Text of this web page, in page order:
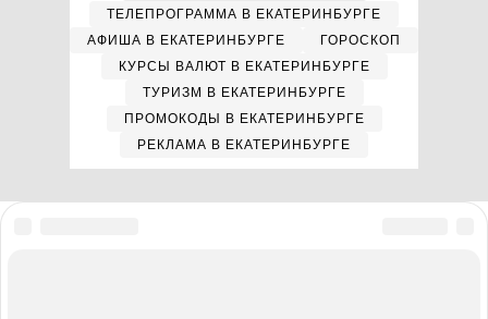
ТЕЛЕПРОГРАММА В ЕКАТЕРИНБУРГЕ
АФИША В ЕКАТЕРИНБУРГЕ
ГОРОСКОП
КУРСЫ ВАЛЮТ В ЕКАТЕРИНБУРГЕ
ТУРИЗМ В ЕКАТЕРИНБУРГЕ
ПРОМОКОДЫ В ЕКАТЕРИНБУРГЕ
РЕКЛАМА В ЕКАТЕРИНБУРГЕ